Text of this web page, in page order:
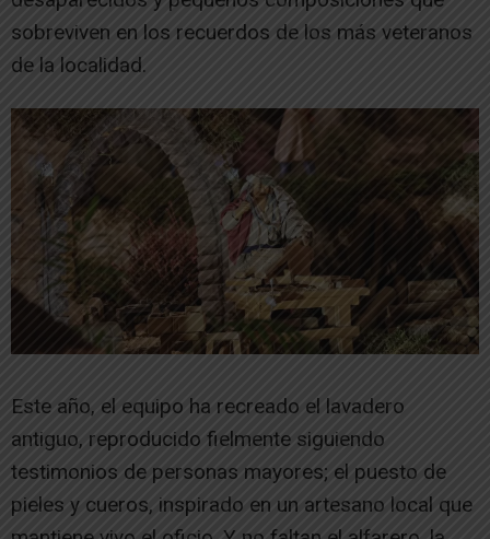
sobreviven en los recuerdos de los más veteranos
de la localidad.
Este año, el equipo ha recreado el lavadero
antiguo, reproducido fielmente siguiendo
testimonios de personas mayores; el puesto de
pieles y cueros, inspirado en un artesano local que